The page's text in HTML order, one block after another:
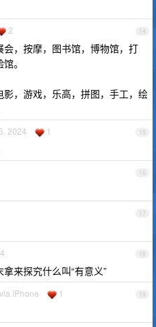
14
2
，按摩，图书馆，博物馆，打
。
，游戏，乐高，拼图，手工，绘
15
2024 1
16
17
18
来探究什么叫“有意义”
19
iPhone 1